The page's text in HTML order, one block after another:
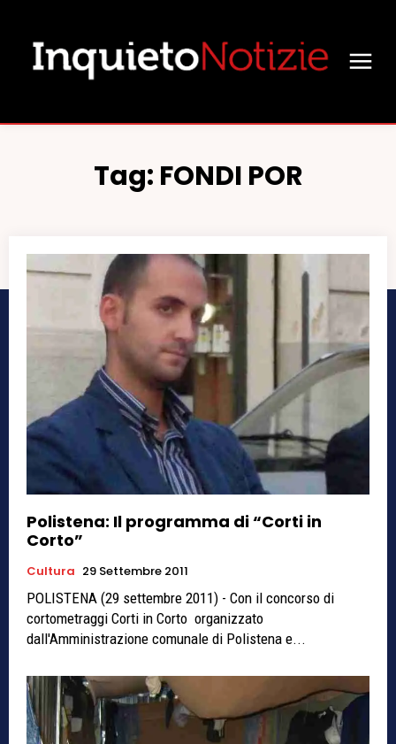
Tag: FONDI POR
Polistena: Il programma di “Corti in
Corto”
Cultura 29 Settembre 2011
POLISTENA (29 settembre 2011) - Con il concorso di
cortometraggi Corti in Corto organizzato
dall'Amministrazione comunale di Polistena e...